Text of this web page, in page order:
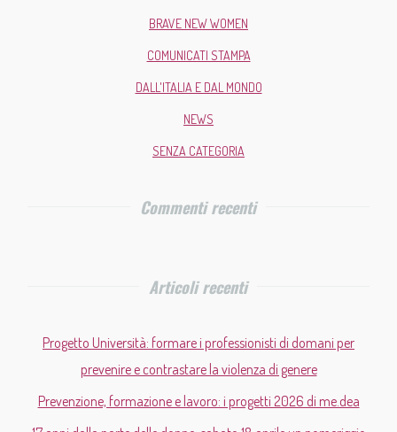
BRAVE NEW WOMEN
COMUNICATI STAMPA
DALL'ITALIA E DAL MONDO
NEWS
SENZA CATEGORIA
Commenti recenti
Articoli recenti
Progetto Università: formare i professionisti di domani per
prevenire e contrastare la violenza di genere
Prevenzione, formazione e lavoro: i progetti 2026 di me.dea